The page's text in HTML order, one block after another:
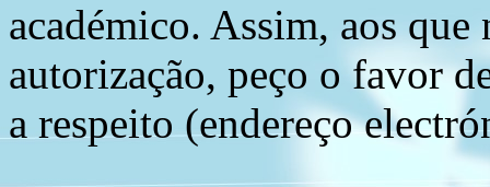
académico. Assim, aos
autorização, peço o favor
a respeito (endereço